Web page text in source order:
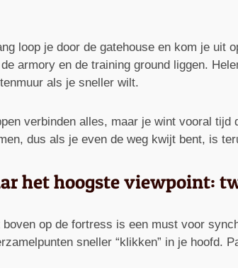
loop je door de gatehouse en kom je
armory en de training ground liggen.
als je sneller wilt.
verbinden alles, maar je wint vooral
dus als je even de weg kwijt bent, is
het hoogste viewpoint:
op de fortress is een must voor
sneller “klikken” in je hoofd.